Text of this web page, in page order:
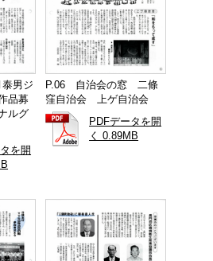
男ジ
品募
ルグ
を開
P.06 自治会の窓 二條
窪自治会 上ゲ自治会
PDFデータを開
く 0.89MB